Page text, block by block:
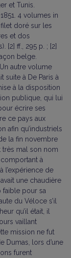
et Tunis.
4 volumes in
doré sur les
et dos
[2] ff., 295 p. ; [2]
belge.
autre volume
suite à De Paris à
à la disposition
publique, qui lui
écrire ses
ce pays aux
afin qu’industriels
la fin novembre
très mal son nom
comportant à
l’expérience de
une chaudière
faible pour sa
du Véloce s’il
qu’il était, il
vaillant
mission ne fut
Dumas, lors d’une
furent